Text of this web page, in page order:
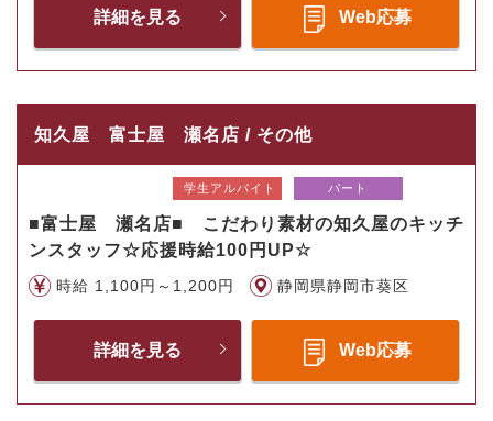
詳細を見る Web応募
知久屋 富士屋 瀬名店 / その他
学生アルバイト パート
■富士屋 瀬名店■ こだわり素材の知久屋のキッチ
ンスタッフ☆応援時給100円UP☆
時給 1,100円～1,200円 静岡県静岡市葵区
詳細を見る Web応募